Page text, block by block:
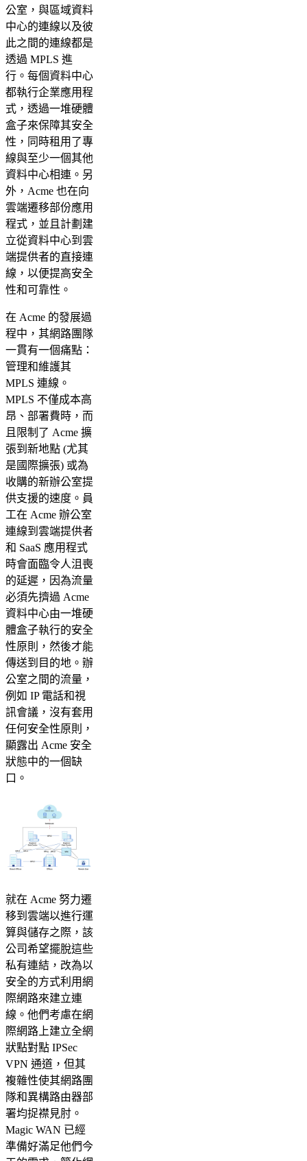
公室，與區域資料
中心的連線以及彼
此之間的連線都是
透過 MPLS 進
行。每個資料中心
都執行企業應用程
式，透過一堆硬體
盒子來保障其安全
性，同時租用了專
線與至少一個其他
資料中心相連。另
外，Acme 也在向
雲端遷移部份應用
程式，並且計劃建
立從資料中心到雲
端提供者的直接連
線，以便提高安全
性和可靠性。
在 Acme 的發展過
程中，其網路團隊
一貫有一個痛點：
管理和維護其
MPLS 連線。
MPLS 不僅成本高
昂、部署費時，而
且限制了 Acme 擴
張到新地點 (尤其
是國際擴張) 或為
收購的新辦公室提
供支援的速度。員
工在 Acme 辦公室
連線到雲端提供者
和 SaaS 應用程式
時會面臨令人沮喪
的延遲，因為流量
必須先擠過 Acme
資料中心由一堆硬
體盒子執行的安全
性原則，然後才能
傳送到目的地。辦
公室之間的流量，
例如 IP 電話和視
訊會議，沒有套用
任何安全性原則，
顯露出 Acme 安全
狀態中的一個缺
口。
就在 Acme 努力遷
移到雲端以進行運
算與儲存之際，該
公司希望擺脫這些
私有連結，改為以
安全的方式利用網
際網路來建立連
線。他們考慮在網
際網路上建立全網
狀點對點 IPSec
VPN 通道，但其
複雜性使其網路團
隊和異構路由器部
署均捉襟見肘。
Magic WAN 已經
準備好滿足他們今